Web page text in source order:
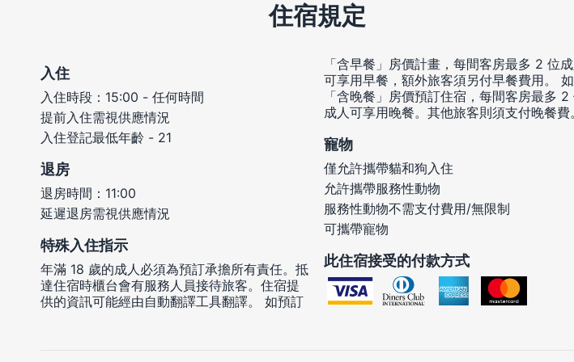
住宿規定
入住
入住時段：15:00 - 任何時間
提前入住需視供應情況
入住登記最低年齡 - 21
退房
退房時間：11:00
延遲退房需視供應情況
特殊入住指示
年滿 18 歲的成人必須為預訂承擔所有責任。抵
達住宿時櫃台會有服務人員接待旅客。住宿提
供的資訊可能經由自動翻譯工具翻譯。 如預訂
「含早餐」房價計畫，每間客房最多 2 位
可享用早餐，額外旅客須另付早餐費用。
「含晚餐」房價預訂住宿，每間客房最多 2
成人可享用晚餐。其他旅客則須支付晚餐費。
寵物
僅允許攜帶貓和狗入住
允許攜帶服務性動物
服務性動物不需支付費用/無限制
可攜帶寵物
此住宿接受的付款方式